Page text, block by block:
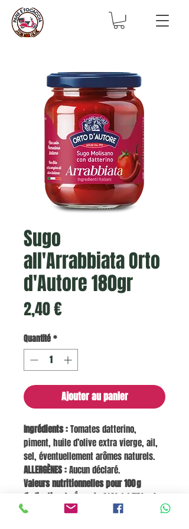
Sugo
all'Arrabbiata Orto
d'Autore 180gr
2,40 €Prix
Quantité*
Ajouter au panier
Ingrédients :Tomates datterino,
piment, huile d’olive extra vierge, ail,
sel, éventuellement arômes naturels.
ALLERGÈNES :Aucun déclaré.
Valeurs nutritionnelles pour 100 g
(indicatives) : Énergie 314 kJ / 75 kcal,
Graisses 6,5 g (saturées 0 g), Glucides